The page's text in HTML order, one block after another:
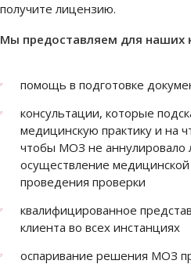
получите лицензию.
Мы предоставляем для наших
помощь в подготовке
консультации, которые
медицинскую практику и на
чтобы МОЗ не аннулировало
осуществление
проведения проверки
квалифицированное
клиента во всех инстанциях
оспаривание решения МОЗ